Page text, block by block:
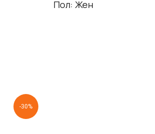
Пол: Жен
-30%